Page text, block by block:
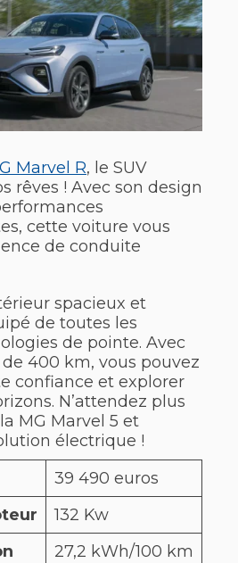
Marvel R, le SUV
rêves ! Avec son design
cette voiture vous
de conduite
spacieux et
de toutes les
de pointe. Avec
400 km, vous pouvez
confiance et explorer
N’attendez plus
MG Marvel 5 et
électrique !
39 490 euros
132 Kw
27,2 kWh/100 km